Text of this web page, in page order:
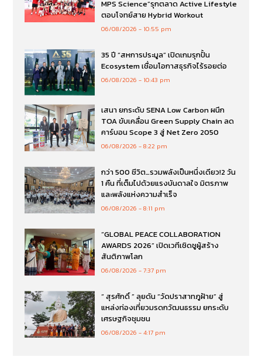
MPS Science”รุกตลาด Active Lifestyle
ตอบโจทย์สาย Hybrid Workout
06/08/2026 10:55 pm
35 ปี “สหการประมูล” เปิดเกมรุกปั้น
Ecosystem เชื่อมโอกาสธุรกิจไร้รอยต่อ
06/08/2026 10:43 pm
เสนา ยกระดับ SENA Low Carbon ผนึก
TOA ขับเคลื่อน Green Supply Chain ลด
คาร์บอน Scope 3 สู่ Net Zero 2050
06/08/2026 8:22 pm
กว่า 500 ชีวิต…รวมพลังเป็นหนึ่งเดียว!2 วัน
1 คืน ที่เต็มไปด้วยแรงบันดาลใจ มิตรภาพ
และพลังแห่งความสำเร็จ
06/08/2026 8:11 pm
“GLOBAL PEACE COLLABORATION
AWARDS 2026” เปิดเวทีเชิดชูผู้สร้าง
สันติภาพโลก
06/08/2026 7:37 pm
“ สุรศักดิ์ ” ลุยดัน “วัดปราสาทภูฝ้าย” สู่
แหล่งท่องเที่ยวมรดกวัฒนธรรม ยกระดับ
เศรษฐกิจชุมชน
06/08/2026 4:17 pm